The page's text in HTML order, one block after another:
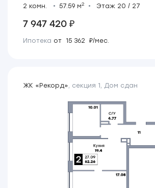
2 комн. 57.59 м2 Этаж 20 / 27
7 947 420 ₽
Ипотека от 15 362 ₽/мес.
ЖК «Рекорд», секция 1, Дом сдан